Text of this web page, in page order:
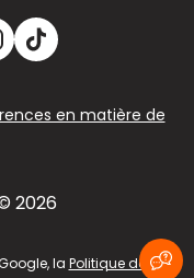
en matière de
2026
la Politique de